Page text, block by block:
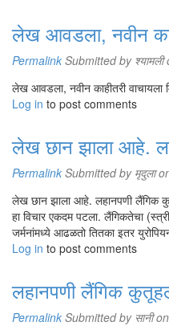
लेख आवडला, नवीन
Permalink Submitted by श्यामली
लेख आवडला, नवीन काहीतरी वाचायला
Log in to post comments
लेख छान झाला आहे.
Permalink Submitted by मृदुला
लेख छान झाला आहे. लहानपणी लैंगिक
हा विचार एकदम पटला. लैंगिकतेचा
जर्मनांमध्ये आढळतो तितका इतर
Log in to post comments
लहानपणी लैंगिक
Permalink Submitted by सानीon